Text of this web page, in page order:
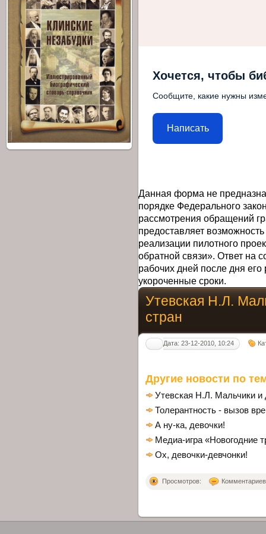
Хочется, чтобы
Сообщите, какие нужны
Написать
Данная форма не
порядке Федерального
рассмотрения обращений
предоставляет
реализации пилотного
обратной связи». Ответ на
рабочих дней после дня
укороченные сроки.
Утевская Н.Л.
стран
Дата: 23-12-2010, 10:24
Другие новости по
Утевская Н.Л. Мальчики и
Толерантность - вызов
А ну-ка, девочки!
Медиа-игра «Новогодние
Ох, девочки-девчонки!
Просмотров: